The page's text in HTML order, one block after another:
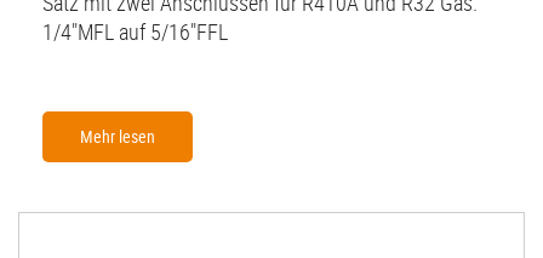
1/4"MFL auf 5/16"FFL
Mehr lesen